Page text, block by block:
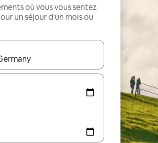
où vous vous sentez
un séjour d'un mois ou
s'affichent, utilisez les flèches vers le haut et